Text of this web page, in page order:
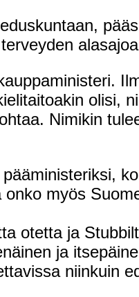
olisi,
Nimikin
myös
otetta ja
ja
niinkuin